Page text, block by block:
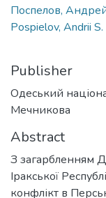
Поспелов,
Pospielov, Andrii S.
Publisher
Одеський
Мечникова
Abstract
З загарбленням
Іракської
конфлікт в